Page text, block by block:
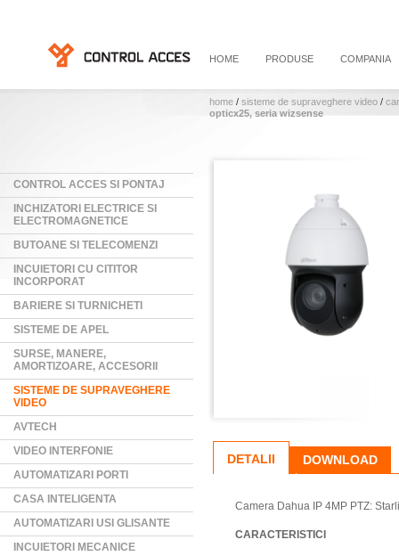
HOME PRODUSE COMPANIA
home / sisteme de supraveghere video /
opticx25, seria wizsense
CONTROL ACCES SI PONTAJ
INCHIZATORI ELECTRICE SI
ELECTROMAGNETICE
BUTOANE SI TELECOMENZI
INCUIETORI CU CITITOR
INCORPORAT
BARIERE SI TURNICHETI
SISTEME DE APEL
SURSE, MANERE,
AMORTIZOARE, ACCESORII
SISTEME DE SUPRAVEGHERE
VIDEO
AVTECH
VIDEO INTERFONIE
AUTOMATIZARI PORTI
CASA INTELIGENTA
AUTOMATIZARI USI GLISANTE
INCUIETORI MECANICE
DETALII DOWNLOAD
Camera Dahua IP 4MP PTZ:
CARACTERISTICI